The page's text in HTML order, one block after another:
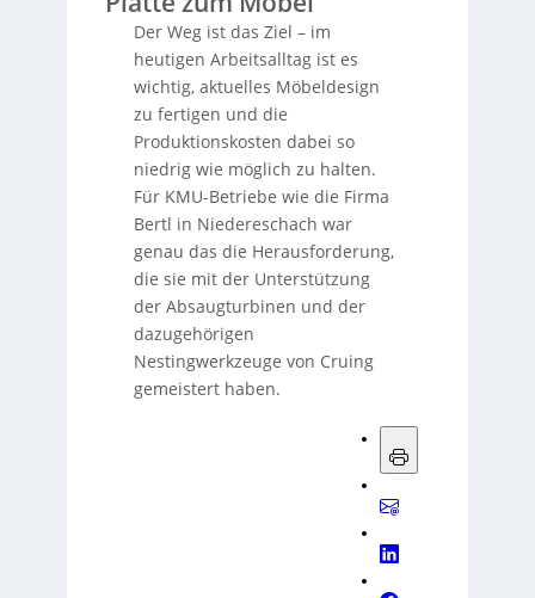
Der Weg ist das Ziel – im
heutigen Arbeitsalltag ist es
wichtig, aktuelles Möbeldesign
zu fertigen und die
Produktionskosten dabei so
niedrig wie möglich zu halten.
Für KMU-Betriebe wie die Firma
Bertl in Niedereschach war
genau das die Herausforderung,
die sie mit der Unterstützung
der Absaugturbinen und der
dazugehörigen
Nestingwerkzeuge von Cruing
gemeistert haben.